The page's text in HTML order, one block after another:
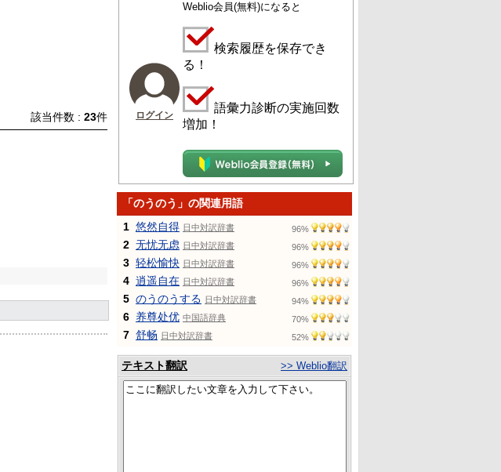
該当件数 : 23件
ログイン
Weblio会員(無料)になると
検索履歴を保存でき
る！
語彙力診断の実施回数
増加！
「のうのう」の関連用語
1 悠然自得 日中対訳辞書 96%
2 无忧无虑 日中対訳辞書 96%
3 轻松愉快 日中対訳辞書 96%
4 逍遥自在 日中対訳辞書 96%
5 のうのうする 日中対訳辞書 94%
6 养尊处优 中国語辞典 70%
7 舒畅 日中対訳辞書 52%
テキスト翻訳 >> Weblio翻訳